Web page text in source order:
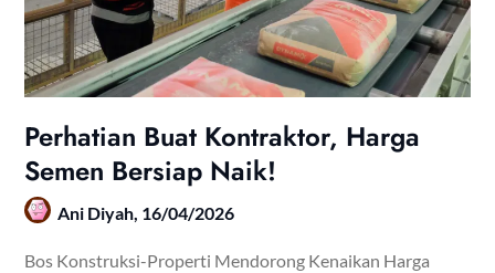
Perhatian Buat Kontraktor, Harga
Semen Bersiap Naik!
Ani Diyah, 16/04/2026
Bos Konstruksi-Properti Mendorong Kenaikan Harga